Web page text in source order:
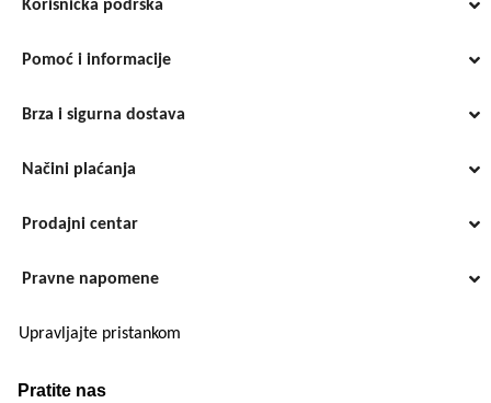
Korisnička podrška
Pomoć i informacije
Brza i sigurna dostava
Načini plaćanja
Prodajni centar
Pravne napomene
Upravljajte pristankom
Pratite nas